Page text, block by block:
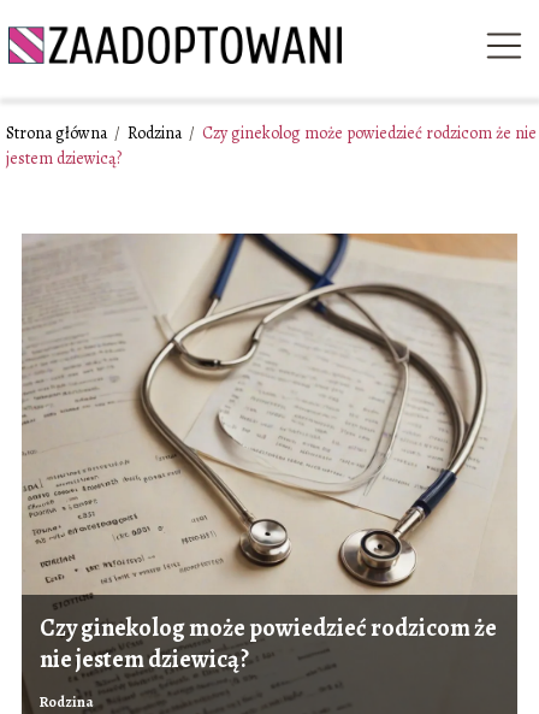
Strona główna / Rodzina / Czy ginekolog może powiedzieć rodzicom że nie
jestem dziewicą?
Czy ginekolog może powiedzieć rodzicom że
nie jestem dziewicą?
Rodzina